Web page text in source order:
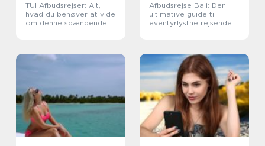
TUI Afbudsrejser: Alt,
hvad du behøver at vide
om denne spændende
Afbudsrejse Bali: Den
ultimative guide til
eventyrlystne rejsende